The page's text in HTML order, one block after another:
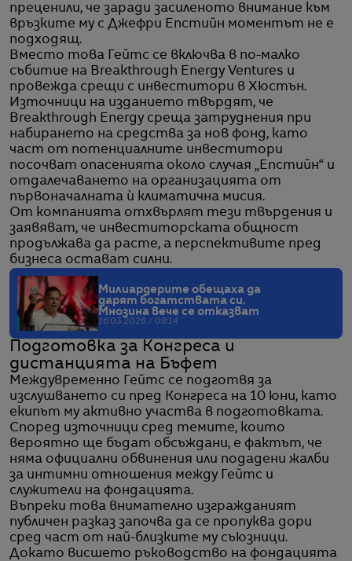
преценили, че заради засиленото внимание към
връзките му с Джефри Епстийн моментът не е
подходящ.
Вместо това Гейтс се включва в по-малко
събитие на Breakthrough Energy Ventures и
провежда срещи с инвеститори в Хюстън.
Източници на изданието твърдят, че
Breakthrough Energy среща затруднения при
набирането на средства за нов фонд, като
част от потенциалните инвеститори
посочват опасенията около случая „Епстийн“ и
отдалечаването на организацията от
първоначалната ѝ климатична мисия.
От компанията отхвърлят тези твърдения и
заявяват, че инвеститорската общност
продължава да расте, а перспективите пред
бизнеса остават силни.
Милиардерите обещаха да
дарят богатствата си.
Мнозина вече се отказват
16.03.2026 / 08:14
Подготовка за Конгреса и
дистанцията на Бъфет
Междувременно Гейтс се подготвя за
изслушването си пред Конгреса на 10 юни, като
екипът му активно участва в подготовката.
Според източници сред темите, които
вероятно ще бъдат обсъждани, е фактът, че
няма официални обвинения или подадени жалби
за интимни отношения между Гейтс и
служители на фондацията.
Въпреки това внимателно изгражданият
публичен разказ започва да се пропуква дори
сред част от най-близките му съюзници.
Докато висшето ръководство на фондацията